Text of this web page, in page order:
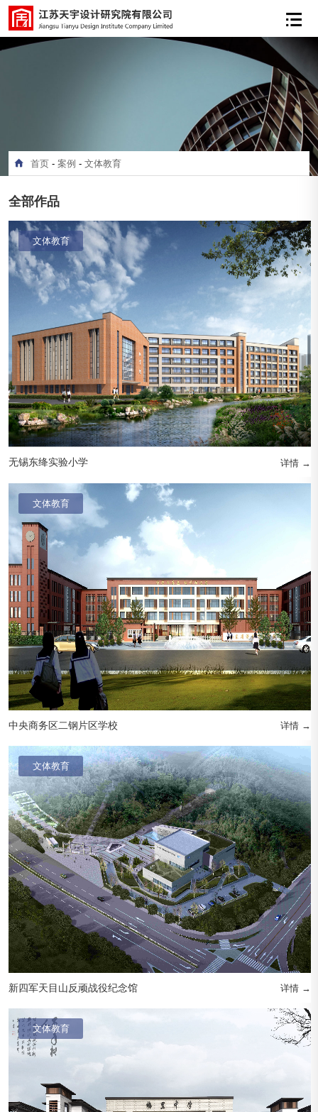
首页 -案例 -文体教育
全部作品
文体教育
详情 →
无锡东绛实验小学
文体教育
详情 →
中央商务区二钢片区学校
文体教育
详情 →
新四军天目山反顽战役纪念馆
文体教育